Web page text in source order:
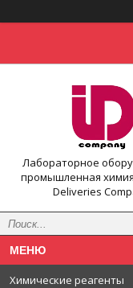
Лабораторное
промышленная
Deliveries
Химические реагенты